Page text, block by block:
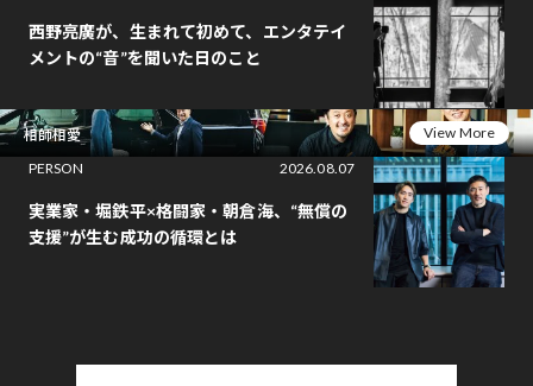
西野亮廣が、生まれて初めて、エンタテイ
メントの“音”を聞いた日のこと
相師相愛
View More
PERSON
2026.08.07
実業家・堀鉄平×格闘家・朝倉海、“無償の
支援”が生む成功の循環とは